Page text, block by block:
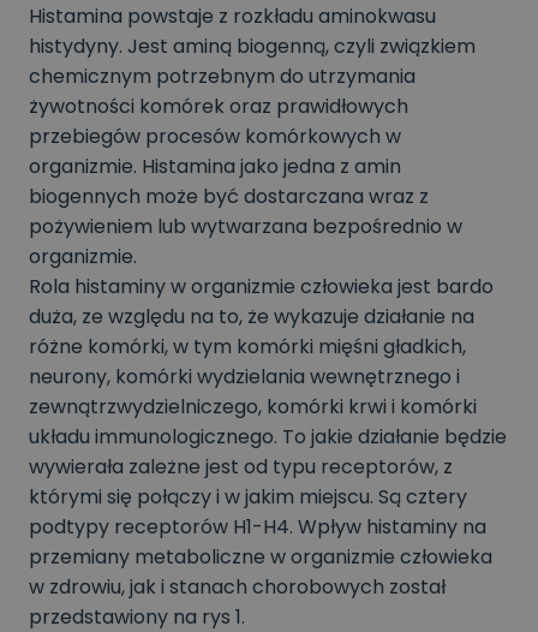
Histamina powstaje z rozkładu aminokwasu
histydyny. Jest aminą biogenną, czyli związkiem
chemicznym potrzebnym do utrzymania
żywotności komórek oraz prawidłowych
przebiegów procesów komórkowych w
organizmie. Histamina jako jedna z amin
biogennych może być dostarczana wraz z
pożywieniem lub wytwarzana bezpośrednio w
organizmie.
Rola histaminy w organizmie człowieka jest bardo
duża, ze względu na to, że wykazuje działanie na
różne komórki, w tym komórki mięśni gładkich,
neurony, komórki wydzielania wewnętrznego i
zewnątrzwydzielniczego, komórki krwi i komórki
układu immunologicznego. To jakie działanie będzie
wywierała zależne jest od typu receptorów, z
którymi się połączy i w jakim miejscu. Są cztery
podtypy receptorów H1-H4. Wpływ histaminy na
przemiany metaboliczne w organizmie człowieka
w zdrowiu, jak i stanach chorobowych został
przedstawiony na rys 1.